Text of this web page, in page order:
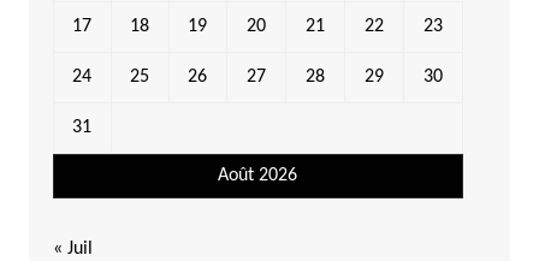
Août 2026
17 18 19 20 21 22 23
24 25 26 27 28 29 30
31
« Juil